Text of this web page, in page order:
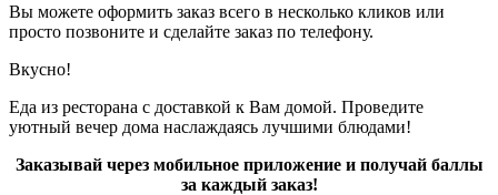
Вы можете оформить заказ всего в несколько кликов или
просто позвоните и сделайте заказ по телефону.
Вкусно!
Еда из ресторана с доставкой к Вам домой. Проведите
уютный вечер дома наслаждаясь лучшими блюдами!
Заказывай через мобильное приложение и получай баллы
за каждый заказ!